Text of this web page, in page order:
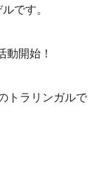
です。
開始！
トラリンガルで